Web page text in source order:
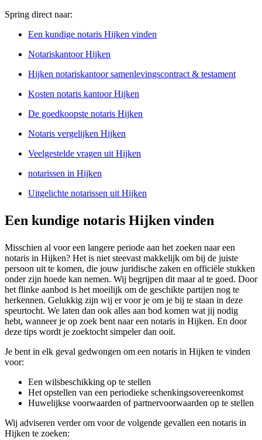
Spring direct naar:
Een kundige notaris Hijken vinden
Notariskantoor Hijken
Hijken notariskantoor samenlevingscontract & testament
Kosten notaris kantoor Hijken
De goedkoopste notaris Hijken
Notaris vergelijken Hijken
Veelgestelde vragen uit Hijken
notarissen in Hijken
Uitgelichte notarissen uit Hijken
Een kundige notaris Hijken vinden
Misschien al voor een langere periode aan het zoeken naar een
notaris in Hijken? Het is niet steevast makkelijk om bij de juiste
persoon uit te komen, die jouw juridische zaken en officiële stukken
onder zijn hoede kan nemen. Wij begrijpen dit maar al te goed. Door
het flinke aanbod is het moeilijk om de geschikte partijen nog te
herkennen. Gelukkig zijn wij er voor je om je bij te staan in deze
speurtocht. We laten dan ook alles aan bod komen wat jij nodig
hebt, wanneer je op zoek bent naar een notaris in Hijken. En door
deze tips wordt je zoektocht simpeler dan ooit.
Je bent in elk geval gedwongen om een notaris in Hijken te vinden
voor:
Een wilsbeschikking op te stellen
Het opstellen van een periodieke schenkingsovereenkomst
Huwelijkse voorwaarden of partnervoorwaarden op te stellen
Wij adviseren verder om voor de volgende gevallen een notaris in
Hijken te zoeken: